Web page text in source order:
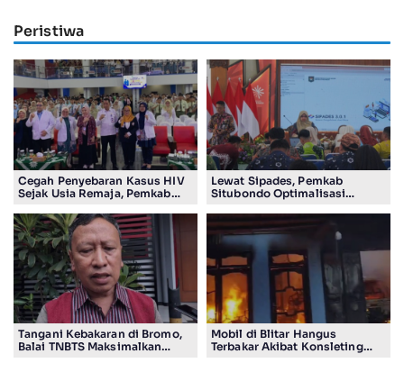
Peristiwa
Cegah Penyebaran Kasus HIV
Sejak Usia Remaja, Pemkab
Pelajar
Lewat Sipades, Pemkab
Situbondo Optimalisasi
Tangani Kebakaran di Bromo,
Balai TNBTS Maksimalkan
Mobil di Blitar Hangus
Terbakar Akibat Konsleting